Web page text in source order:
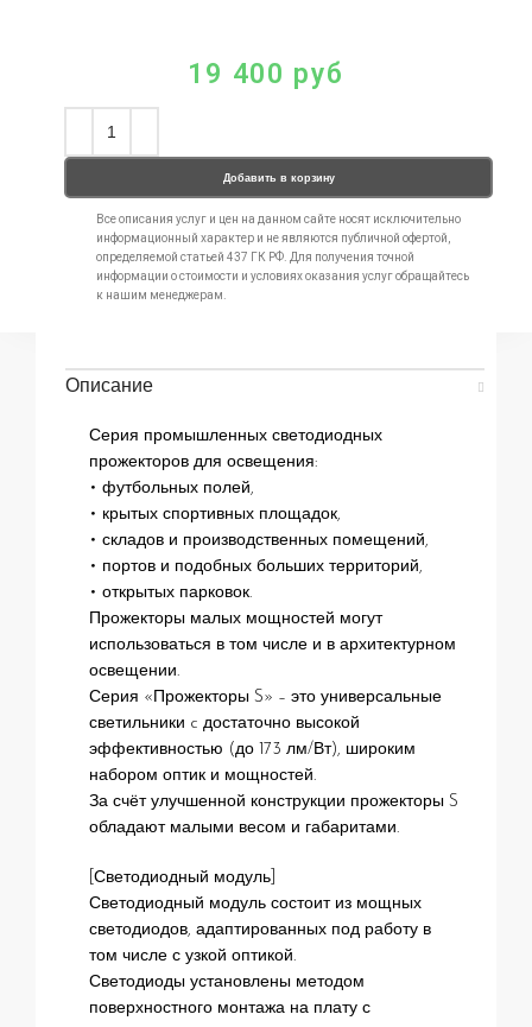
19 400 руб
Добавить в корзину
Все описания услуг и цен на данном сайте носят исключительно
информационный характер и не являются публичной офертой,
определяемой статьей 437 ГК РФ. Для получения точной
информации о стоимости и условиях оказания услуг обращайтесь
к нашим менеджерам.
Описание
Серия промышленных светодиодных
прожекторов для освещения:
• футбольных полей,
• крытых спортивных площадок,
• складов и производственных помещений,
• портов и подобных больших территорий,
• открытых парковок.
Прожекторы малых мощностей могут
использоваться в том числе и в архитектурном
освещении.
Серия «Прожекторы S» – это универсальные
светильники c достаточно высокой
эффективностью (до 173 лм/Вт), широким
набором оптик и мощностей.
За счёт улучшенной конструкции прожекторы S
обладают малыми весом и габаритами.
[Светодиодный модуль]
Светодиодный модуль состоит из мощных
светодиодов, адаптированных под работу в
том числе с узкой оптикой.
Светодиоды установлены методом
поверхностного монтажа на плату с